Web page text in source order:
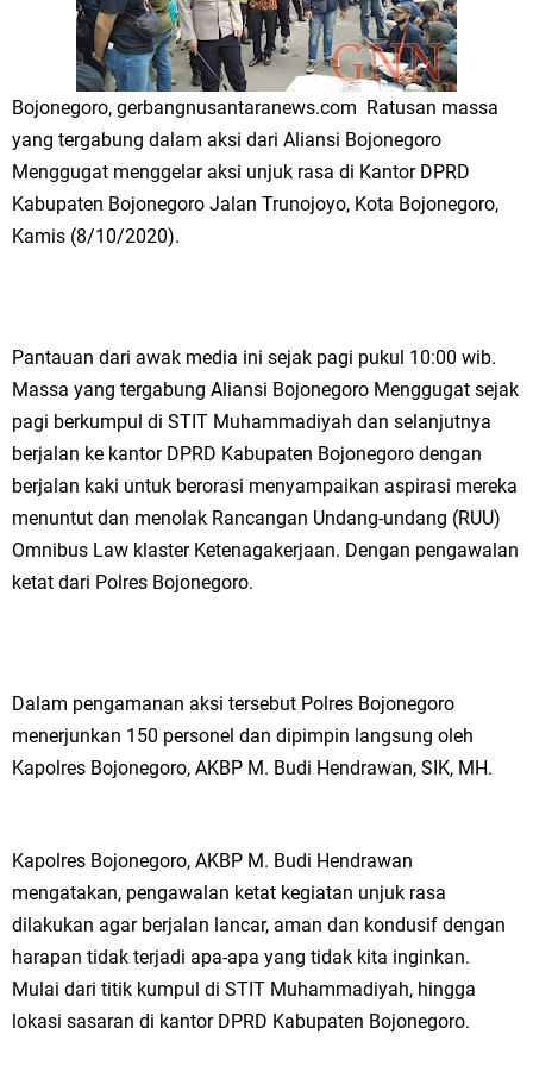
FOZ Jatim, BAZNAS, dan Kemenag Salurkan 22.456 Bingkisan Lebaran
Yatim Serentak di Berbagai Daerah di Jawa Timur
Bupati Gresik Gus Yani Resmikan Kantor Desa Sidoraharjo: Simbol
Komitmen Pelayanan Publik dan Kepedulian Sosial
Optik Merlin Donasikan Rp10,36 Juta, Perkuat Keberlanjutan Program
Ruwatan Malam Satu Suro di Dusun Kedungsekar Lor, Tradisi Luhur
yang Terus Istiqomah
Ketua DPD Golkar Gresik Wongso Negoro Sambut Tahun Baru Islam
1448 H dengan Doa Kedamaian
Wakil Ketua DPRD Gresik Mujid Riduan Sampaikan Doa dan Harapan di
Husnul Aqib, M.M. untuk Negeri
PDUF MUI Jatim Gelar Doa Awal Tahun Hijriah, Teguhkan Optimisme
Reses Anggota DPRD Jabar M. Rizky di Desa Cibitung Wetan: Serap
Aspirasi Petani dan Warga
Hari Jadi Pertama PHIGMA: Advokat dan LBH Perkuat Soliditas di
Jakarta
Bojonegoro, gerbangnusantaranews.com Ratusan massa
yang tergabung dalam aksi dari Aliansi Bojonegoro
Menggugat menggelar aksi unjuk rasa di Kantor DPRD
Kabupaten Bojonegoro Jalan Trunojoyo, Kota Bojonegoro,
Kamis (8/10/2020).
Pantauan dari awak media ini sejak pagi pukul 10:00 wib.
Massa yang tergabung Aliansi Bojonegoro Menggugat sejak
pagi berkumpul di STIT Muhammadiyah dan selanjutnya
berjalan ke kantor DPRD Kabupaten Bojonegoro dengan
berjalan kaki untuk berorasi menyampaikan aspirasi mereka
menuntut dan menolak Rancangan Undang-undang (RUU)
Omnibus Law klaster Ketenagakerjaan. Dengan pengawalan
ketat dari Polres Bojonegoro.
Dalam pengamanan aksi tersebut Polres Bojonegoro
menerjunkan 150 personel dan dipimpin langsung oleh
Kapolres Bojonegoro, AKBP M. Budi Hendrawan, SIK, MH.
Kapolres Bojonegoro, AKBP M. Budi Hendrawan
mengatakan, pengawalan ketat kegiatan unjuk rasa
dilakukan agar berjalan lancar, aman dan kondusif dengan
harapan tidak terjadi apa-apa yang tidak kita inginkan.
Mulai dari titik kumpul di STIT Muhammadiyah, hingga
lokasi sasaran di kantor DPRD Kabupaten Bojonegoro.